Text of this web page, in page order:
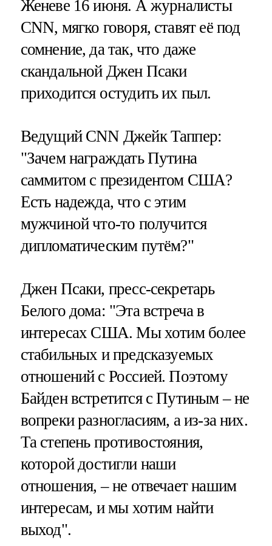
Женеве 16 июня. А журналисты
CNN, мягко говоря, ставят её под
сомнение, да так, что даже
скандальной Джен Псаки
приходится остудить их пыл.
Ведущий CNN Джейк Таппер:
"Зачем награждать Путина
саммитом с президентом США?
Есть надежда, что с этим
мужчиной что-то получится
дипломатическим путём?"
Джен Псаки, пресс-секретарь
Белого дома: "Эта встреча в
интересах США. Мы хотим более
стабильных и предсказуемых
отношений с Россией. Поэтому
Байден встретится с Путиным – не
вопреки разногласиям, а из-за них.
Та степень противостояния,
которой достигли наши
отношения, – не отвечает нашим
интересам, и мы хотим найти
выход".